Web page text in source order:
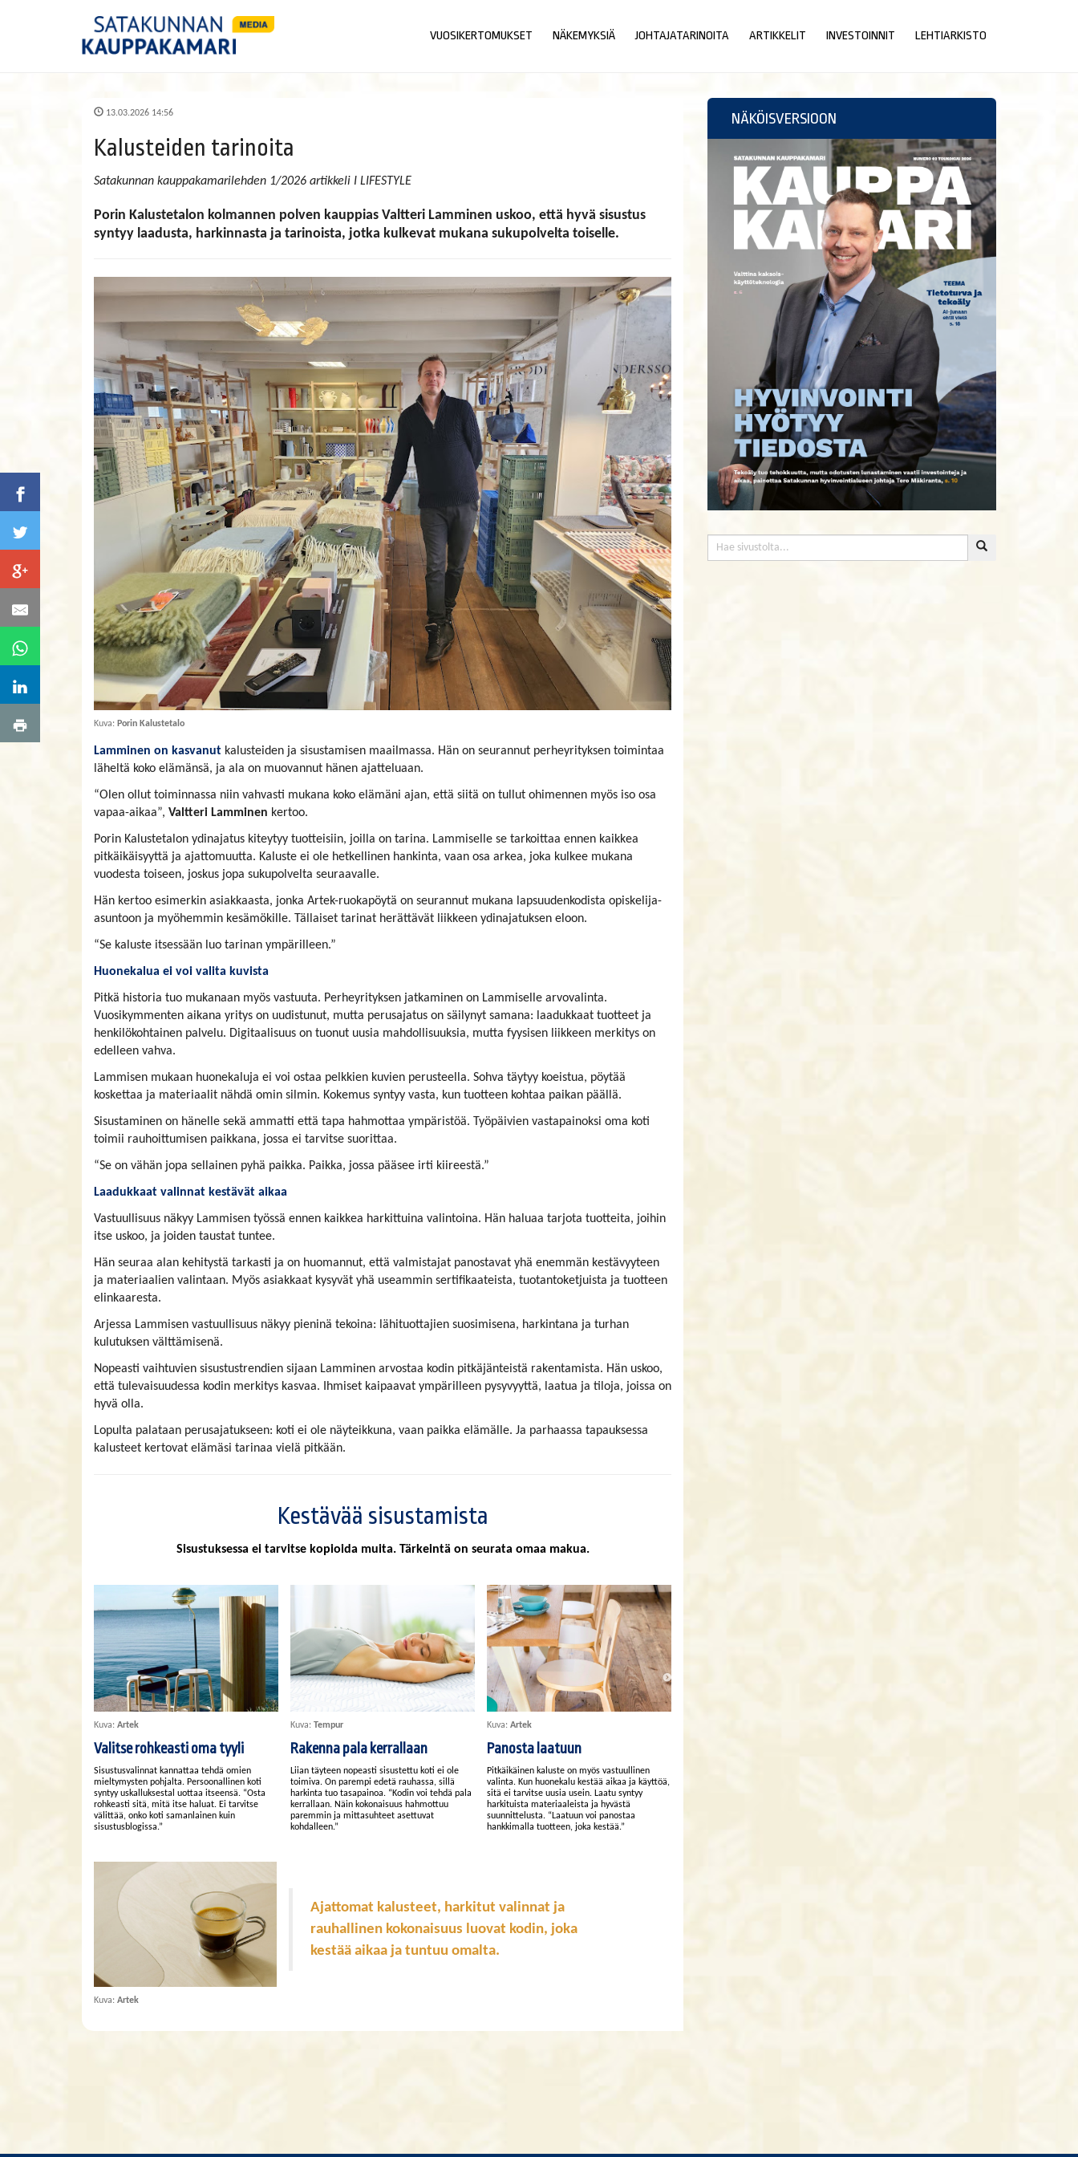
VUOSIKERTOMUKSET NÄKEMYKSIÄ JOHTAJATARINOITA ARTIKKELIT INVESTOINNIT LEHTIARKISTO
13.03.2026 14:56
Kalusteiden tarinoita
Satakunnan kauppakamarilehden 1/2026 artikkeli I LIFESTYLE
Porin Kalustetalon kolmannen polven kauppias Valtteri Lamminen uskoo, että hyvä sisustus
syntyy laadusta, harkinnasta ja tarinoista, jotka kulkevat mukana sukupolvelta toiselle.
Kuva: Porin Kalustetalo
Lamminen on kasvanut kalusteiden ja sisustamisen maailmassa. Hän on seurannut perheyrityksen toimintaa
läheltä koko elämänsä, ja ala on muovannut hänen ajatteluaan.
“Olen ollut toiminnassa niin vahvasti mukana koko elämäni ajan, että siitä on tullut ohimennen myös iso osa
vapaa-aikaa”, Valtteri Lamminen kertoo.
Porin Kalustetalon ydinajatus kiteytyy tuotteisiin, joilla on tarina. Lammiselle se tarkoittaa ennen kaikkea
pitkäikäisyyttä ja ajattomuutta. Kaluste ei ole hetkellinen hankinta, vaan osa arkea, joka kulkee mukana
vuodesta toiseen, joskus jopa sukupolvelta seuraavalle.
Hän kertoo esimerkin asiakkaasta, jonka Artek-ruokapöytä on seurannut mukana lapsuudenkodista opiskelija-
asuntoon ja myöhemmin kesämökille. Tällaiset tarinat herättävät liikkeen ydinajatuksen eloon.
“Se kaluste itsessään luo tarinan ympärilleen.”
Huonekalua ei voi valita kuvista
Pitkä historia tuo mukanaan myös vastuuta. Perheyrityksen jatkaminen on Lammiselle arvovalinta.
Vuosikymmenten aikana yritys on uudistunut, mutta perusajatus on säilynyt samana: laadukkaat tuotteet ja
henkilökohtainen palvelu. Digitaalisuus on tuonut uusia mahdollisuuksia, mutta fyysisen liikkeen merkitys on
edelleen vahva.
Lammisen mukaan huonekaluja ei voi ostaa pelkkien kuvien perusteella. Sohva täytyy koeistua, pöytää
koskettaa ja materiaalit nähdä omin silmin. Kokemus syntyy vasta, kun tuotteen kohtaa paikan päällä.
Sisustaminen on hänelle sekä ammatti että tapa hahmottaa ympäristöä. Työpäivien vastapainoksi oma koti
toimii rauhoittumisen paikkana, jossa ei tarvitse suorittaa.
“Se on vähän jopa sellainen pyhä paikka. Paikka, jossa pääsee irti kiireestä.”
Laadukkaat valinnat kestävät aikaa
Vastuullisuus näkyy Lammisen työssä ennen kaikkea harkittuina valintoina. Hän haluaa tarjota tuotteita, joihin
itse uskoo, ja joiden taustat tuntee.
Hän seuraa alan kehitystä tarkasti ja on huomannut, että valmistajat panostavat yhä enemmän kestävyyteen
ja materiaalien valintaan. Myös asiakkaat kysyvät yhä useammin sertifikaateista, tuotantoketjuista ja tuotteen
elinkaaresta.
Arjessa Lammisen vastuullisuus näkyy pieninä tekoina: lähituottajien suosimisena, harkintana ja turhan
kulutuksen välttämisenä.
Nopeasti vaihtuvien sisustustrendien sijaan Lamminen arvostaa kodin pitkäjänteistä rakentamista. Hän uskoo,
että tulevaisuudessa kodin merkitys kasvaa. Ihmiset kaipaavat ympärilleen pysyvyyttä, laatua ja tiloja, joissa on
hyvä olla.
Lopulta palataan perusajatukseen: koti ei ole näyteikkuna, vaan paikka elämälle. Ja parhaassa tapauksessa
kalusteet kertovat elämäsi tarinaa vielä pitkään.
Kestävää sisustamista
Sisustuksessa ei tarvitse kopioida muita. Tärkeintä on seurata omaa makua.
Kuva: Artek
Valitse rohkeasti oma tyyli
Sisustusvalinnat kannattaa tehdä omien
mieltymysten pohjalta. Persoonallinen koti
syntyy uskalluksestal uottaa itseensä. “Osta
rohkeasti sitä, mitä itse haluat. Ei tarvitse
välittää, onko koti samanlainen kuin
sisustusblogissa.”
Kuva: Tempur
Rakenna pala kerrallaan
Liian täyteen nopeasti sisustettu koti ei ole
toimiva. On parempi edetä rauhassa, sillä
harkinta tuo tasapainoa. “Kodin voi tehdä pala
kerrallaan. Näin kokonaisuus hahmottuu
paremmin ja mittasuhteet asettuvat
kohdalleen.”
Kuva: Artek
Panosta laatuun
Pitkäikäinen kaluste on myös vastuullinen
valinta. Kun huonekalu kestää aikaa ja käyttöä,
sitä ei tarvitse uusia usein. Laatu syntyy
harkituista materiaaleista ja hyvästä
suunnittelusta. “Laatuun voi panostaa
hankkimalla tuotteen, joka kestää.”
Kuva: Artek
​​​​​​​Ajattomat kalusteet, harkitut valinnat ja
rauhallinen kokonaisuus luovat kodin, joka
kestää aikaa ja tuntuu omalta.
NÄKÖISVERSIOON